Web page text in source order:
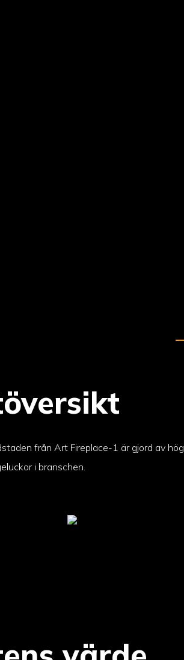
från Art Fireplace-1 är gjord av
i branschen.